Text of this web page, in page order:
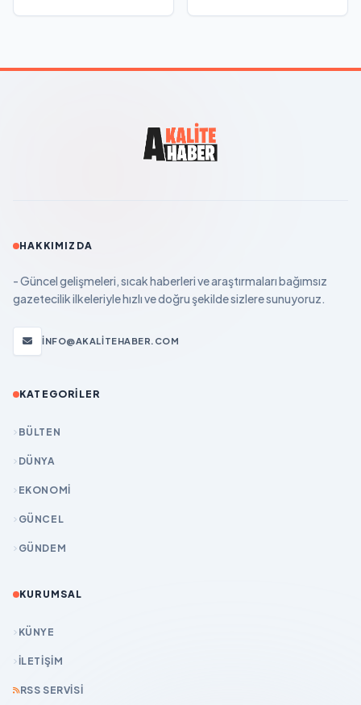
HAKKIMIZDA
- Güncel gelişmeleri, sıcak haberleri ve araştırmaları bağımsız
gazetecilik ilkeleriyle hızlı ve doğru şekilde sizlere sunuyoruz.
INFO@AKALITEHABER.COM
KATEGORILER
BÜLTEN
DÜNYA
EKONOMİ
GÜNCEL
GÜNDEM
KURUMSAL
KÜNYE
İLETIŞIM
RSS SERVISI